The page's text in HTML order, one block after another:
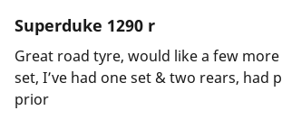
Superduke 1290 r
Great road tyre, would like a few
set, I’ve had one set & two rears, had
prior